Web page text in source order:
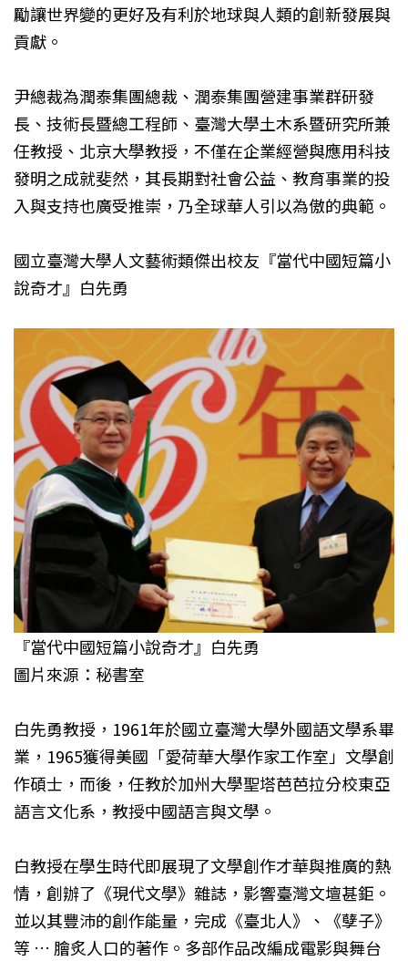
勵讓世界變的更好及有利於地球與人類的創新發展與
貢獻。
尹總裁為潤泰集團總裁、潤泰集團營建事業群研發
長、技術長暨總工程師、臺灣大學土木系暨研究所兼
任教授、北京大學教授，不僅在企業經營與應用科技
發明之成就斐然，其長期對社會公益、教育事業的投
入與支持也廣受推崇，乃全球華人引以為傲的典範。
國立臺灣大學人文藝術類傑出校友『當代中國短篇小
說奇才』白先勇
『當代中國短篇小說奇才』白先勇
圖片來源：秘書室
白先勇教授，1961年於國立臺灣大學外國語文學系畢
業，1965獲得美國「愛荷華大學作家工作室」文學創
作碩士，而後，任教於加州大學聖塔芭芭拉分校東亞
語言文化系，教授中國語言與文學。
白教授在學生時代即展現了文學創作才華與推廣的熱
情，創辦了《現代文學》雜誌，影響臺灣文壇甚鉅。
並以其豐沛的創作能量，完成《臺北人》、《孽子》
等 … 膾炙人口的著作。多部作品改編成電影與舞台